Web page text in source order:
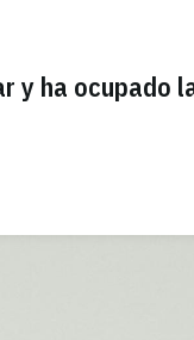
y ha ocupado